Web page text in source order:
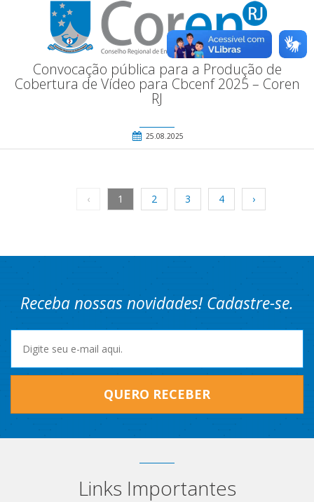
Convocação pública para a Produção de
Cobertura de Vídeo para Cbcenf 2025 – Coren
RJ
25.08.2025
‹ 1 2 3 4 ›
Receba nossas novidades! Cadastre-se.
QUERO RECEBER
Links Importantes